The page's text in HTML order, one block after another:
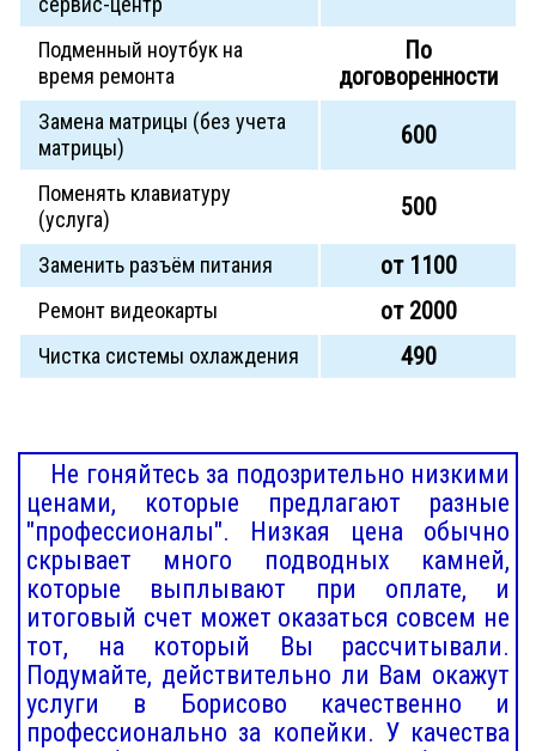
Подменный ноутбук на
время ремонта
По
договоренности
Замена матрицы (без учета
матрицы)
600
Поменять клавиатуру
(услуга)
500
Заменить разъём питания от 1100
Ремонт видеокарты от 2000
Чистка системы охлаждения 490
Не гоняйтесь за подозрительно низкими
ценами, которые предлагают разные
"профессионалы". Низкая цена обычно
скрывает много подводных камней,
которые выплывают при оплате, и
итоговый счет может оказаться совсем не
тот, на который Вы рассчитывали.
Подумайте, действительно ли Вам окажут
услуги в Борисово качественно и
профессионально за копейки. У качества